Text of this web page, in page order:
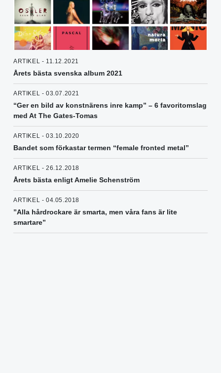
ARTIKEL - 11.12.2021
Årets bästa svenska album 2021
ARTIKEL - 03.07.2021
“Ger en bild av konstnärens inre kamp” – 6 favoritomslag
med At The Gates-Tomas
ARTIKEL - 03.10.2020
Bandet som förkastar termen “female fronted metal”
ARTIKEL - 26.12.2018
Årets bästa enligt Amelie Schenström
ARTIKEL - 04.05.2018
”Alla hårdrockare är smarta, men våra fans är lite
smartare”